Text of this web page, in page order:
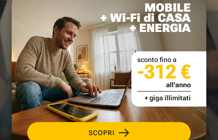
MOBILE
+ Wi-Fi di CASA
+ ENERGIA
SCOPRI
sconto fino a
-312 €
all'anno
+ giga illimitati